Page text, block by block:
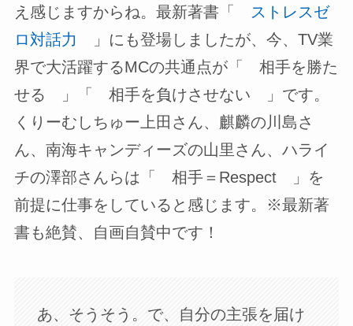
え感じますからね。最新著書「
ストレスゼ
ロ対話力
」にも登場しましたが、今、TV業
界で大活躍するMCの共通点が「 相手を勝た
せる 」「 相手を負けさせない 」です。
くりーむしちゅー上田さん、麒麟の川島さ
ん、南海キャンディーズの山里さん、ハライ
チの澤部さんらは「 相手＝Respect 」を
前提に仕事をしていると感じます。※最新著
書も絶賛、自画自賛中です！
あ、そうそう。で、自分の主張を届け